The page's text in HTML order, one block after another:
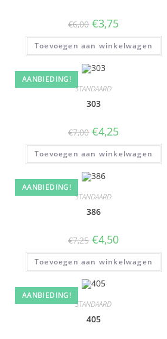
€6,00 €3,75
Toevoegen aan winkelwagen
AANBIEDING!
STANDAARD
303
€7,00 €4,25
Toevoegen aan winkelwagen
AANBIEDING!
STANDAARD
386
€7,25 €4,50
Toevoegen aan winkelwagen
AANBIEDING!
STANDAARD
405